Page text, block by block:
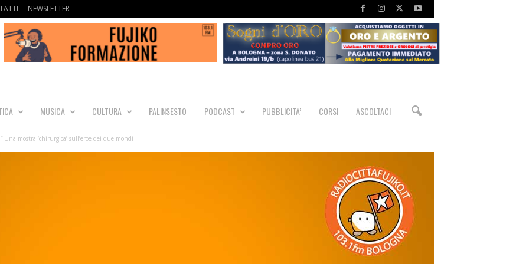
NEWSLETTER
MUSICA CULTURA PALINSESTO PODCAST PUBBLICITA’ CORSI ASCOLTACI
mostra ‘chirurgica’ sull’eroe dei due mondi